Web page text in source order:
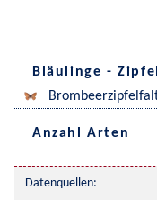
Bläulinge -
Anzahl Arten
Datenquellen: